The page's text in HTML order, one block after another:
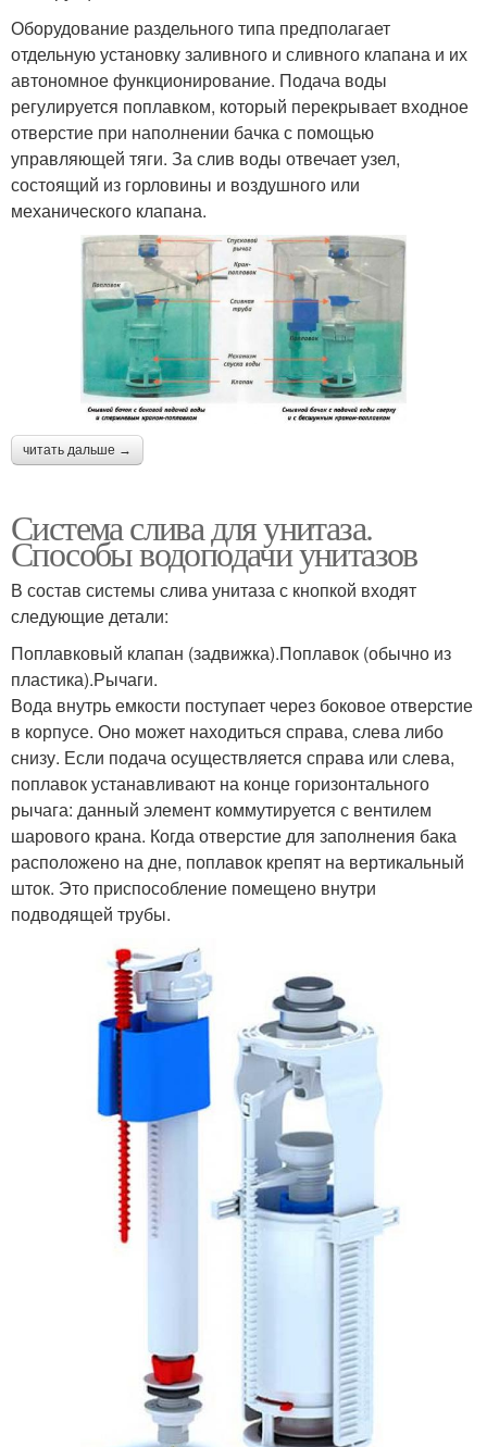
Оборудование раздельного типа предполагает
отдельную установку заливного и сливного клапана и их
автономное функционирование. Подача воды
регулируется поплавком, который перекрывает входное
отверстие при наполнении бачка с помощью
управляющей тяги. За слив воды отвечает узел,
состоящий из горловины и воздушного или
механического клапана.
читать дальше →
Система слива для унитаза.
Способы водоподачи унитазов
В состав системы слива унитаза с кнопкой входят
следующие детали:
Поплавковый клапан (задвижка).Поплавок (обычно из
пластика).Рычаги.
Вода внутрь емкости поступает через боковое отверстие
в корпусе. Оно может находиться справа, слева либо
снизу. Если подача осуществляется справа или слева,
поплавок устанавливают на конце горизонтального
рычага: данный элемент коммутируется с вентилем
шарового крана. Когда отверстие для заполнения бака
расположено на дне, поплавок крепят на вертикальный
шток. Это приспособление помещено внутри
подводящей трубы.